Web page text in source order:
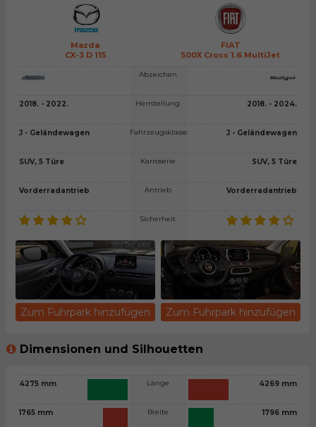
Mazda
CX-3 D 115
FIAT
500X Cross 1.6 MultiJet
2018. - 2022.
J - Geländewagen
SUV, 5 Türe
Vorderradantrieb
Abzeichen
Herrstellung
Fahrzeugsklasse
Karroserie
Antrieb
Sicherheit
2018. - 2024.
J - Geländewagen
SUV, 5 Türe
Vorderradantrieb
Zum Fuhrpark hinzufügen Zum Fuhrpark hinzufügen
Dimensionen und Silhouetten
4275 mm
1765 mm
Länge
Breite
4269 mm
1796 mm